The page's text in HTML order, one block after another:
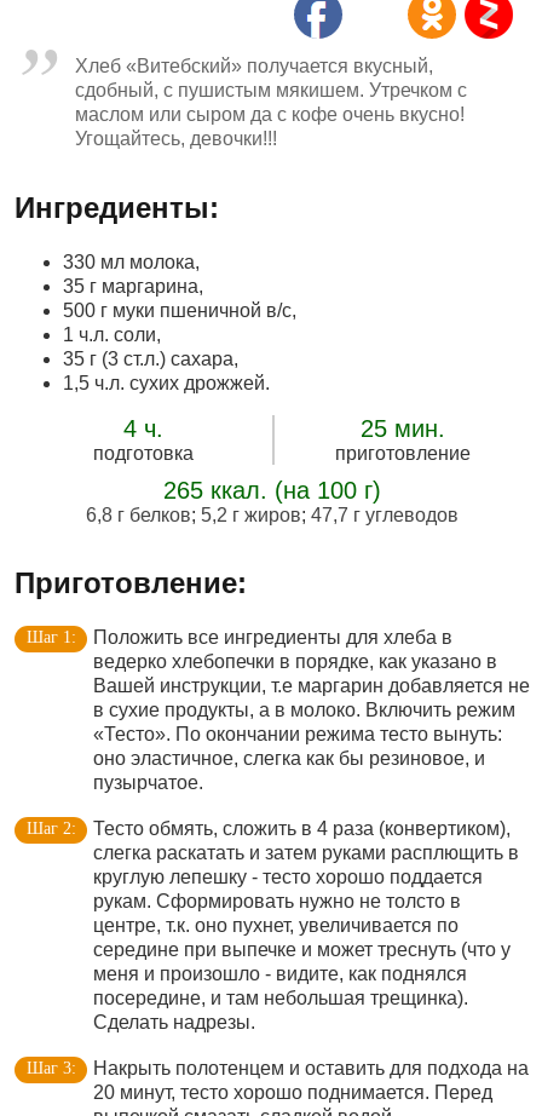
Хлеб «Витебский» получается вкусный,
сдобный, с пушистым мякишем. Утречком с
маслом или сыром да с кофе очень вкусно!
Угощайтесь, девочки!!!
Ингредиенты:
330 мл молока,
35 г маргарина,
500 г муки пшеничной в/с,
1 ч.л. соли,
35 г (3 ст.л.) сахара,
1,5 ч.л. сухих дрожжей.
4 ч.
подготовка
25 мин.
приготовление
265 ккал. (на 100 г)
6,8 г белков; 5,2 г жиров; 47,7 г углеводов
Приготовление:
Положить все ингредиенты для хлеба в
ведерко хлебопечки в порядке, как указано в
Вашей инструкции, т.е маргарин добавляется не
в сухие продукты, а в молоко. Включить режим
«Тесто». По окончании режима тесто вынуть:
оно эластичное, слегка как бы резиновое, и
пузырчатое.
Тесто обмять, сложить в 4 раза (конвертиком),
слегка раскатать и затем руками расплющить в
круглую лепешку - тесто хорошо поддается
рукам. Сформировать нужно не толсто в
центре, т.к. оно пухнет, увеличивается по
середине при выпечке и может треснуть (что у
меня и произошло - видите, как поднялся
посередине, и там небольшая трещинка).
Сделать надрезы.
Накрыть полотенцем и оставить для подхода на
20 минут, тесто хорошо поднимается. Перед